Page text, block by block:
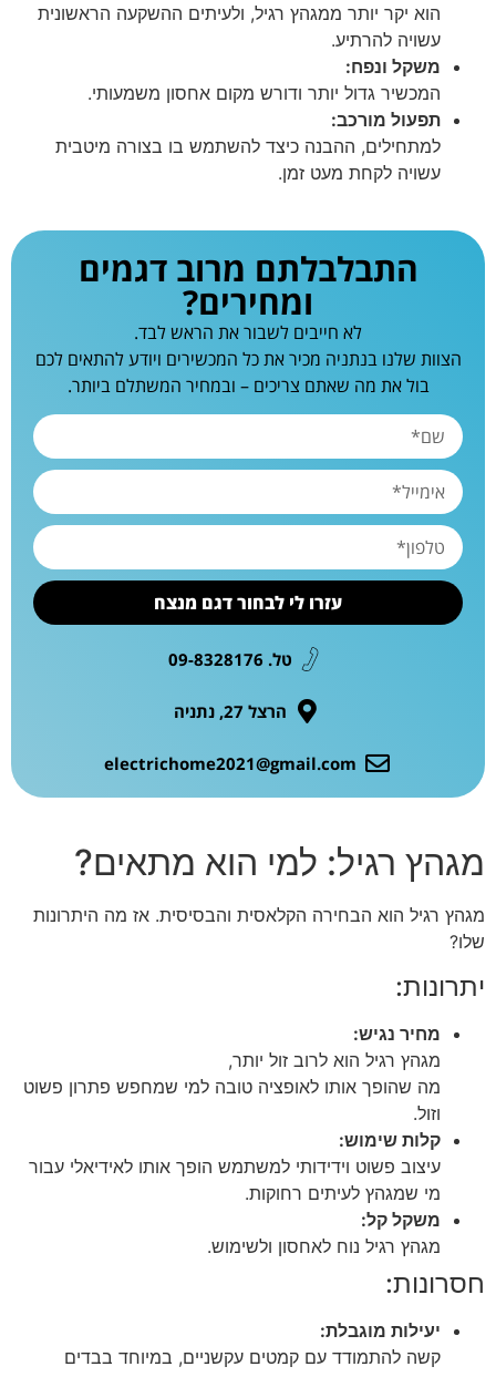
הוא יקר יותר ממגהץ רגיל, ולעיתים ההשקעה הראשונית
עשויה להרתיע.
משקל ונפח:
המכשיר גדול יותר ודורש מקום אחסון משמעותי.
תפעול מורכב:
למתחילים, ההבנה כיצד להשתמש בו בצורה מיטבית
עשויה לקחת מעט זמן.
התבלבלתם מרוב דגמים
ומחירים?
לא חייבים לשבור את הראש לבד.
הצוות שלנו בנתניה מכיר את כל המכשירים ויודע להתאים לכם
בול את מה שאתם צריכים – ובמחיר המשתלם ביותר.
עזרו לי לבחור דגם מנצח
טל. 09-8328176
הרצל 27, נתניה
electrichome2021@gmail.com
מגהץ רגיל: למי הוא מתאים?
מגהץ רגיל הוא הבחירה הקלאסית והבסיסית. אז מה היתרונות
שלו?
יתרונות:
מחיר נגיש:
מגהץ רגיל הוא לרוב זול יותר,
מה שהופך אותו לאופציה טובה למי שמחפש פתרון פשוט
וזול.
קלות שימוש:
עיצוב פשוט וידידותי למשתמש הופך אותו לאידיאלי עבור
מי שמגהץ לעיתים רחוקות.
משקל קל:
מגהץ רגיל נוח לאחסון ולשימוש.
חסרונות:
יעילות מוגבלת:
קשה להתמודד עם קמטים עקשניים, במיוחד בבדים